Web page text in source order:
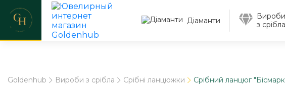
Діаманти
Вироби
з срібла
Goldenhub Вироби з срібла Срібні ланцюжки Срібний ланцюг